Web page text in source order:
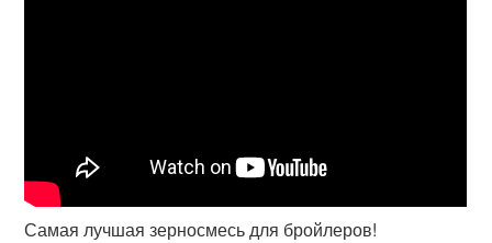
Самая лучшая зерносмесь для бройлеров!